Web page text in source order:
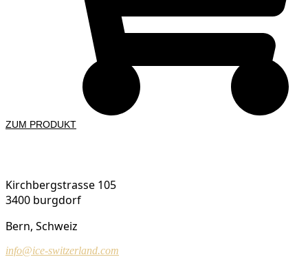
ZUM PRODUKT
Kirchbergstrasse 105
3400 burgdorf
Bern, Schweiz
info@ice-switzerland.com